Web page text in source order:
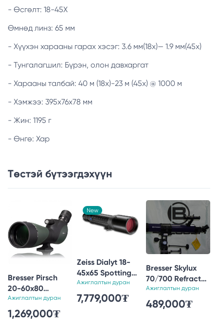
- Өсгөлт: 18-45Х
Өмнөд линз: 65 мм
- Хүүхэн харааны гарах хэсэг: 3.6 мм(18х)— 1.9 мм(45х)
- Тунгалагшил: Бүрэн, олон давхаргат
- Харааны талбай: 40 м (18х)-23 м (45х) @ 1000 м
- Хэмжээ: 395х76х78 мм
- Жин: 1195 г
- Өнгө: Хар
Төстэй бүтээгдэхүүн
Bresser Pirsch
20-60x80
Spotting Scope
Gen. || with
Deluxe 10:1 Focus
Ажиглалтын дуран
1,269,000₮
New
Zeiss Dialyt 18-
45x65 Spotting
Scope
Ажиглалтын дуран
7,779,000₮
Bresser Skylux
70/700 Refractor
Telescope EQ-3
Mounts
Ажиглалтын дуран
489,000₮